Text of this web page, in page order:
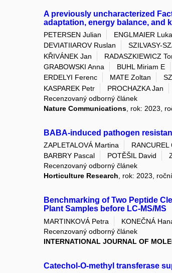
A previously uncharacterized
adaptation, energy balance, and
PETERSEN Julian ENGLMAIER
DEVIATIIAROV Ruslan
SZILVASY-
KŘIVÁNEK Jan
RADASZKIEWICZ
GRABOWSKI Anna
BUHL Miriam E
ERDELYI Ferenc
MATE Zoltan
KASPAREK Petr
PROCHAZKA Jan
Recenzovaný odborný článek
Nature Communications , rok: 2023,
BABA-induced pathogen
ZAPLETALOVÁ Martina RANCUREL
BARBRY Pascal
POTĚŠIL David
Recenzovaný odborný článek
Horticulture Research, rok: 2023,
Benchmarking of Two Peptide
Plant Samples before LC-MS/MS
MARTINKOVÁ Petra KONEČNÁ
Recenzovaný odborný článek
INTERNATIONAL JOURNAL OF
Catechol-O-methyl transferase